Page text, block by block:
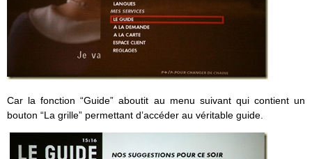
Car la fonction “Guide” aboutit au menu suivant qui contient un
bouton “La grille” permettant d’accéder au véritable guide.